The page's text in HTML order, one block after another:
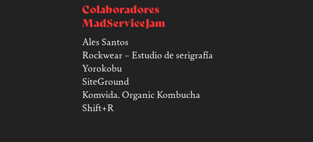
Colaboradores
MadServiceJam
Ales Santos
Rockwear – Estudio de serigrafía
Yorokobu
SiteGround
Komvida. Organic Kombucha
Shift+R